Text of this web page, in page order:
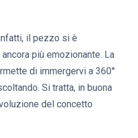
il pezzo si è
più emozionante. La
di immergervi a 360°
Si tratta, in buona
del concetto